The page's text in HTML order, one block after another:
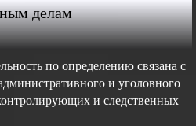
делам
по определению связана с
и уголовного
и следственных